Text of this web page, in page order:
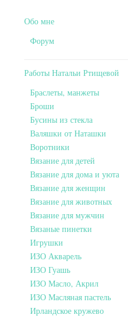
Обо мне
Форум
Работы Натальи Ртищевой
Браслеты, манжеты
Броши
Бусины из стекла
Валяшки от Наташки
Воротники
Вязание для детей
Вязание для дома и уюта
Вязание для женщин
Вязание для животных
Вязание для мужчин
Вязаные пинетки
Игрушки
ИЗО Акварель
ИЗО Гуашь
ИЗО Масло, Акрил
ИЗО Масляная пастель
Ирландское кружево